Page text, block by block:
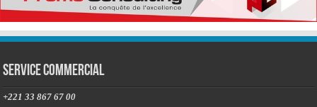
Service commercial
+221 33 867 67 00